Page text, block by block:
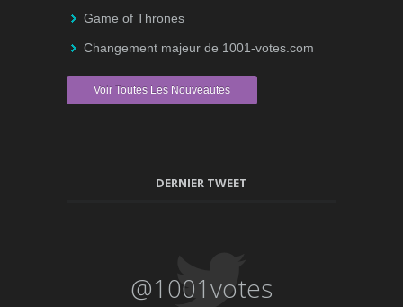
Game of Thrones
Changement majeur de 1001-votes.com
Voir Toutes Les Nouveautes
DERNIER TWEET
@1001votes